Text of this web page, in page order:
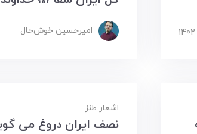
امیرحسین ‌خوش‌حال
اشعار طنز
نصف ایران دروغ می